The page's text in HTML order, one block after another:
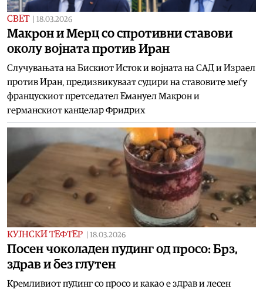
СВЕТ 18.03.2026
Макрон и Мерц со спротивни ставови
околу војната против Иран
Случувањата на Бискиот Исток и војната на САД и Израел
против Иран, предизвикуваат судири на ставовите меѓу
францускиот претседател Емануел Макрон и
германскиот канцелар Фридрих
КУЈНСКИ ТЕФТЕР 18.03.2026
Посен чоколаден пудинг од просо: Брз,
здрав и без глутен
Кремливиот пудинг со просо и какао е здрав и лесен